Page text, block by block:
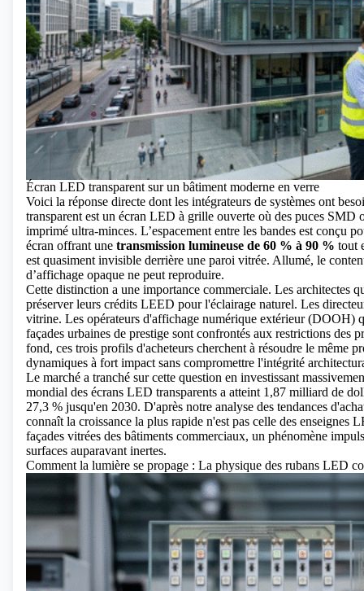
Écran LED transparent sur un bâtiment moderne en verre
Voici la réponse directe dont les intégrateurs de systèmes ont
transparent est un écran LED à grille ouverte où des puces SMD
imprimé ultra-minces. L’espacement entre les bandes est conçu
écran offrant une transmission lumineuse de 60 % à 90 % tout
est quasiment invisible derrière une paroi vitrée. Allumé, le
d’affichage opaque ne peut reproduire.
Cette distinction a une importance commerciale. Les architectes
préserver leurs crédits LEED pour l'éclairage naturel. Les
vitrine. Les opérateurs d'affichage numérique extérieur (DOOH)
façades urbaines de prestige sont confrontés aux restrictions des
fond, ces trois profils d'acheteurs cherchent à résoudre le même
dynamiques à fort impact sans compromettre l'intégrité
Le marché a tranché sur cette question en investissant
mondial des écrans LED transparents a atteint 1,87 milliard de
27,3 % jusqu'en 2030. D'après notre analyse des tendances
connaît la croissance la plus rapide n'est pas celle des
façades vitrées des bâtiments commerciaux, un phénomène
surfaces auparavant inertes.
Comment la lumière se propage : La physique des rubans LED